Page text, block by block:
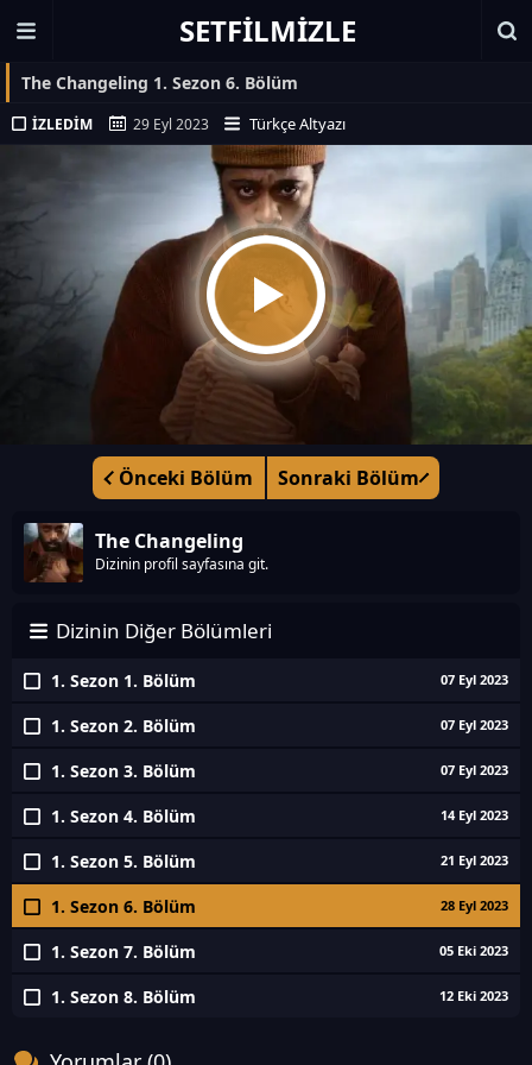
SETFILMIZLE
The Changeling 1. Sezon 6. Bölüm
İZLEDIM 29 Eyl 2023 Türkçe Altyazı
Önceki Bölüm Sonraki Bölüm
The Changeling
Dizinin profil sayfasına git.
Dizinin Diğer Bölümleri
1. Sezon 1. Bölüm 07 Eyl 2023
1. Sezon 2. Bölüm 07 Eyl 2023
1. Sezon 3. Bölüm 07 Eyl 2023
1. Sezon 4. Bölüm 14 Eyl 2023
1. Sezon 5. Bölüm 21 Eyl 2023
1. Sezon 6. Bölüm 28 Eyl 2023
1. Sezon 7. Bölüm 05 Eki 2023
1. Sezon 8. Bölüm 12 Eki 2023